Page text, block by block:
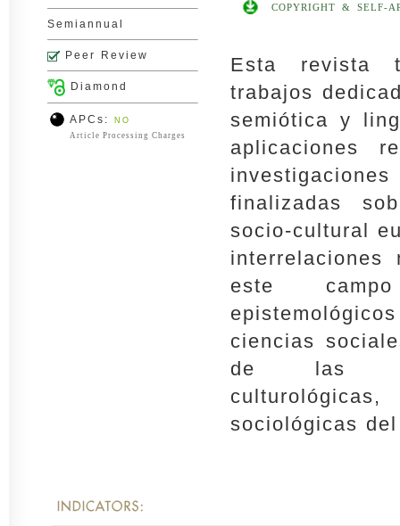
Semiannual
Peer Review
Diamond
APCs:
NO
Article Processing Charges
COPYRIGHT & SELF-
Esta revista
trabajos
semiótica y
aplicaciones
finalizadas
socio-cultural
interrelaciones
este
ciencias
de las
sociológicas